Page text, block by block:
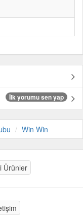
İlk yorumu sen yap
Win Win
Ürünler